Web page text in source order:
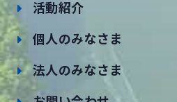
活動紹介
個人のみなさま
法人のみなさま